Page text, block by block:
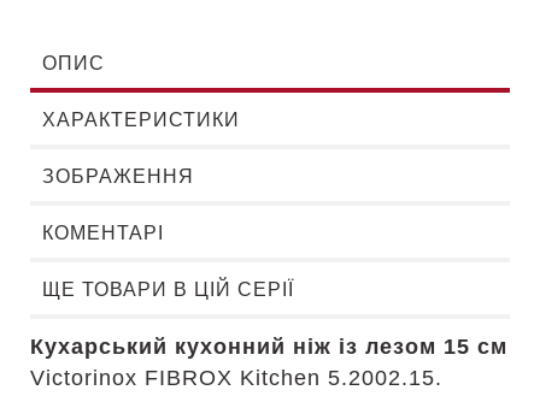
ОПИС
ХАРАКТЕРИСТИКИ
ЗОБРАЖЕННЯ
КОМЕНТАРІ
ЩЕ ТОВАРИ В ЦІЙ СЕРІЇ
Кухарський кухонний ніж із лезом 15 см
Victorinox FIBROX Kitchen 5.2002.15.